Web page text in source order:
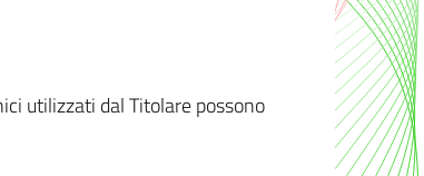
utilizzati dal Titolare possono